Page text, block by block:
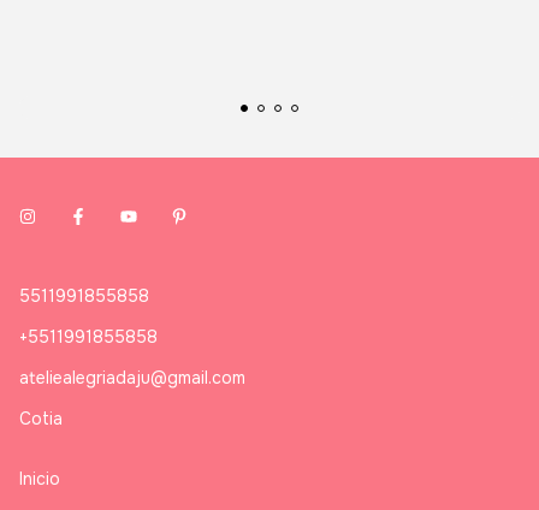
5511991855858
+5511991855858
ateliealegriadaju@gmail.com
Cotia
Inicio